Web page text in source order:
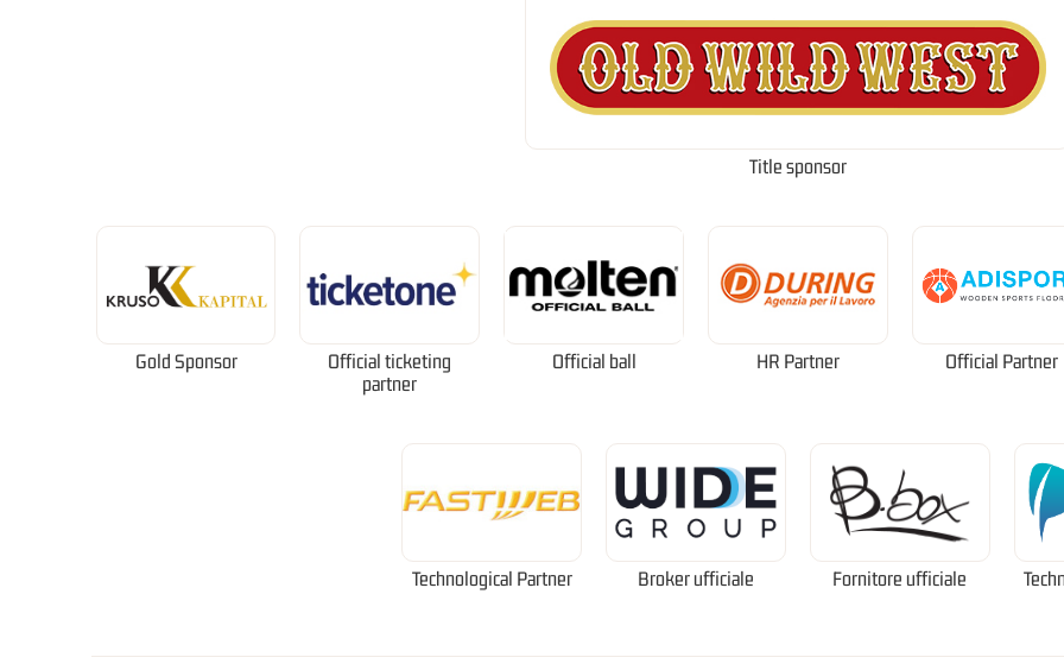
Title sponsor
Gold Sponsor
Official ticketing
partner
Official ball HR Partner Official Partner
Technological Partner Broker ufficiale Fornitore ufficiale